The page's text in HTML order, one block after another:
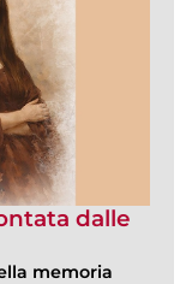
dalle
memoria